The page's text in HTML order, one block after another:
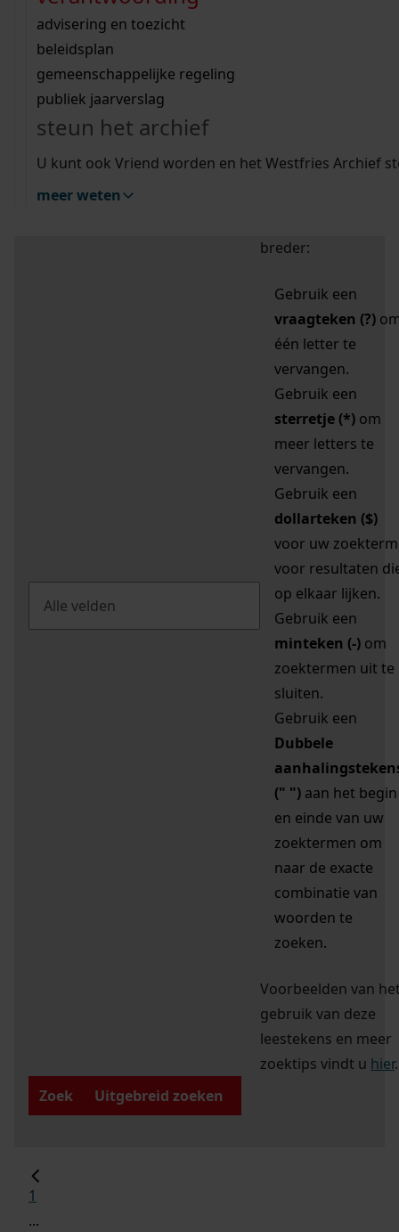
bouwvergunningen
omgevingsvergunningen
vergunningen
beeld en geluid
uitleg nodig?
Wij helpen u op weg met een aantal zoektips.
bekijk alle zoektips
Wij helpen u op weg met een aantal zoektips.
bekijk alle zoektips
bekijk ons geschiedenislokaal
advisering en toezicht
beleidsplan
gemeenschappelijke regeling
publiek jaarverslag
steun het archief
U kunt ook Vriend worden en het Westfries Archief
meer weten
zoektips
Mijn Studiezaal (inloggen)
uw zoekopdracht te
breder:
Gebruik een
vraagteken (?)
één letter te
vervangen.
Gebruik een
sterretje (*) om
meer letters te
vervangen.
Gebruik een
dollarteken ($)
voor uw zoekterm
voor resultaten
op elkaar lijken.
Gebruik een
minteken (-) om
zoektermen uit te
sluiten.
Gebruik een
Dubbele
(" ") aan het begin
en einde van uw
zoektermen om
naar de exacte
combinatie van
woorden te
zoeken.
Voorbeelden van
gebruik van deze
leestekens en meer
zoektips vindt u hier.
Zoek
Uitgebreid zoeken
1
...